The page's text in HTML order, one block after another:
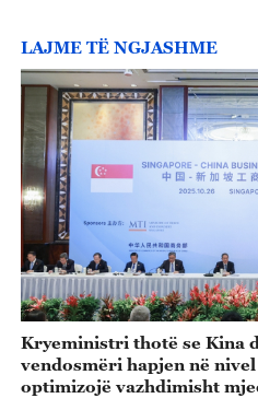
LAJME TË NGJASHME
Kryeministri thotë se Kina
vendosmëri hapjen në
optimizojë vazhdimisht